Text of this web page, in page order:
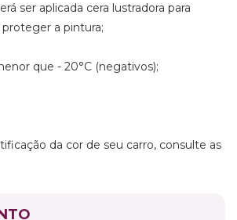
ser aplicada cera lustradora para
a pintura;
que - 20°C (negativos);
da cor de seu carro, consulte as